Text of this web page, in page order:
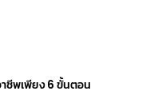
ชีพเพียง 6 ขั้นตอน